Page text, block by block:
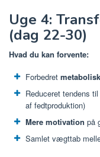
Uge 4:
(dag 22-30)
Hvad du kan forvente:
Forbedret
Reduceret tendens
af fedtproduktion)
Mere motivation på
Samlet vægttab